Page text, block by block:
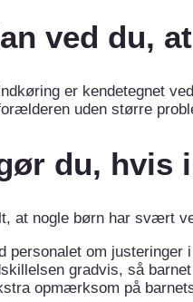
ved du,
er kendetegnet
uden større
du, hvis
at nogle børn har svært
personalet om justeringer
gradvis, så
opmærksom på